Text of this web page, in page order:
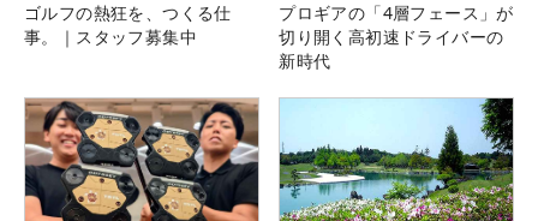
ゴルフの熱狂を、つくる仕
事。｜スタッフ募集中
プロギアの「4層フェース」が
切り開く高初速ドライバーの
新時代